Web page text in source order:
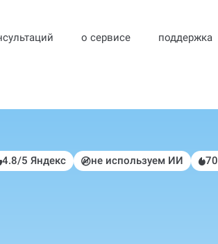
о сервисе поддержка
4.8/5 Яндекс не используем ИИ